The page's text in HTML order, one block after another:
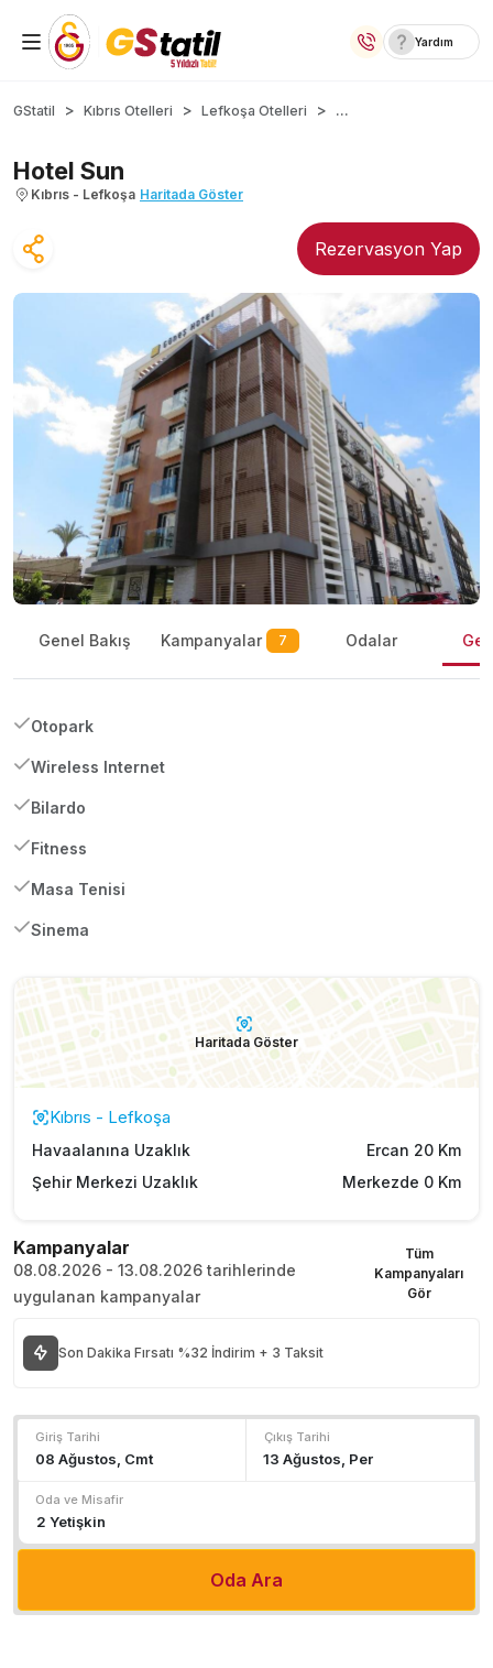
Yurt İçi Oteller
Kıbrıs Otelleri
Taraftar Otelleri
Yardım
GStatil Kıbrıs Otelleri Lefkoşa Otelleri ...
Hotel Sun
Kıbrıs - Lefkoşa Haritada Göster
Rezervasyon Yap
Genel Bakış Kampanyalar 7 Odalar
Otopark
Wireless Internet
Bilardo
Fitness
Masa Tenisi
Sinema
Haritada Göster
Kıbrıs - Lefkoşa
Havaalanına Uzaklık
Ercan 20 Km
Şehir Merkezi Uzaklık
Merkezde 0 Km
Kampanyalar
08.08.2026 - 13.08.2026 tarihlerinde
uygulanan kampanyalar
Tüm
Kampanyaları
Gör
Son Dakika Fırsatı %32 İndirim + 3 Taksit
Giriş Tarihi Çıkış Tarihi
Oda ve Misafir
Oda Ara